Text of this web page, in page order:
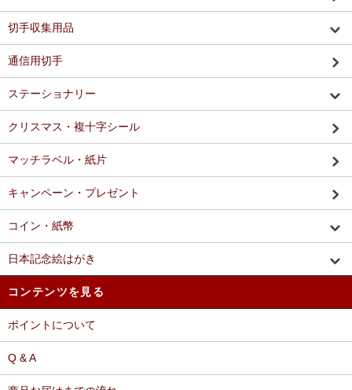
切手収集用品
通信用切手
ステーショナリー
クリスマス・複十字シール
マッチラベル・紙片
キャンペーン・プレゼント
コイン・紙幣
日本記念絵はがき
コンテンツを見る
ポイントについて
Q & A